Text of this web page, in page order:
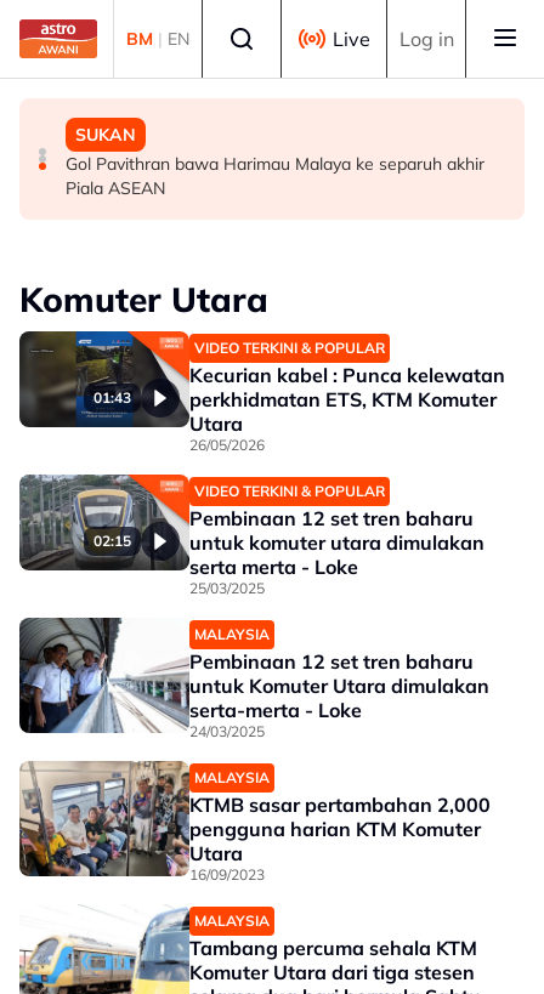
Skip to main content
BM | EN Live Log in
MALAYSIA
Berita tempatan pilihan sepanjang hari ini
MALAYSIA
Bapa lemas cuba selamatkan anak jatuh kolam ikan
SUKAN
Gol Pavithran bawa Harimau Malaya ke separuh akhir
Piala ASEAN
Komuter Utara
01:43
VIDEO TERKINI & POPULAR
Kecurian kabel : Punca kelewatan
perkhidmatan ETS, KTM Komuter
Utara
26/05/2026
02:15
VIDEO TERKINI & POPULAR
Pembinaan 12 set tren baharu
untuk komuter utara dimulakan
serta merta - Loke
25/03/2025
MALAYSIA
Pembinaan 12 set tren baharu
untuk Komuter Utara dimulakan
serta-merta - Loke
24/03/2025
MALAYSIA
KTMB sasar pertambahan 2,000
pengguna harian KTM Komuter
Utara
16/09/2023
MALAYSIA
Tambang percuma sehala KTM
Komuter Utara dari tiga stesen